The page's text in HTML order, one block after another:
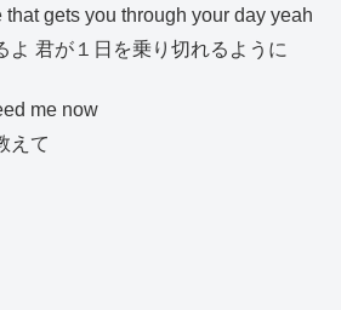
that gets you through your day yeah
よ 君が１日を乗り切れるように
me now
えて